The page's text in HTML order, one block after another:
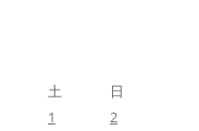
土
日
1
2